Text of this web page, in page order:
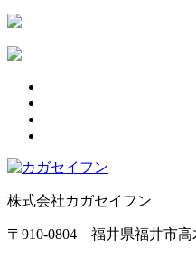
株式会社カガセイフン
〒910-0804 福井県福井市高